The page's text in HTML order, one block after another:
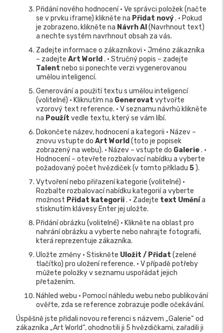
Přidání nového hodnocení • Ve správci položek (načte
se v prvku iframe) klikněte na Přidat nový. • Pokud
je zobrazeno, klikněte na Návrh AI (Navrhnout text)
a nechte systém navrhnout obsah za vás.
Zadejte informace o zákazníkovi • Jméno zákazníka
– zadejte Art World . • Stručný popis – zadejte
Talent nebo si ponechte verzi vygenerovanou
umělou inteligencí.
Generování a použití textu s umělou inteligencí
(volitelné) • Kliknutím na Generovat vytvořte
vzorový text reference. • V seznamu návrhů klikněte
na Použít vedle textu, který se vám líbí.
Dokončete název, hodnocení a kategorii • Název –
znovu vstupte do Art World (toto je popisek
zobrazený na webu). • Název – vstupte do Galerie. •
Hodnocení – otevřete rozbalovací nabídku a vyberte
požadovaný počet hvězdiček (v tomto příkladu 5).
Vytvoření nebo přiřazení kategorie (volitelné) •
Rozbalte rozbalovací nabídku kategorií a vyberte
možnost Přidat kategorii. • Zadejte text Uměnía
stisknutím klávesy Enter jej uložte.
Přidání obrázku (volitelné) • Klikněte na oblast pro
nahrání obrázku a vyberte nebo nahrajte fotografii,
která reprezentuje zákazníka.
Uložte změny • Stiskněte Uložit / Přidat (zelené
tlačítko) pro uložení reference. • V případě potřeby
můžete položky v seznamu uspořádat jejich
přetažením.
Náhled webu • Pomocí náhledu webu nebo publikování
ověřte, zda se reference zobrazuje podle očekávání.
Úspěšně jste přidali novou referenci s názvem „Galerie“ od
zákazníka „Art World“, ohodnotili ji 5 hvězdičkami, zařadili ji